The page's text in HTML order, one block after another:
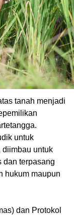
tanah menjadi
untuk
diimbau untuk
dan terpasang
hukum maupun
dan Protokol